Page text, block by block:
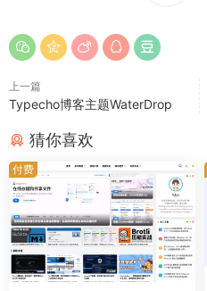
上一篇
Typecho博客主题WaterDrop
猜你喜欢
付费